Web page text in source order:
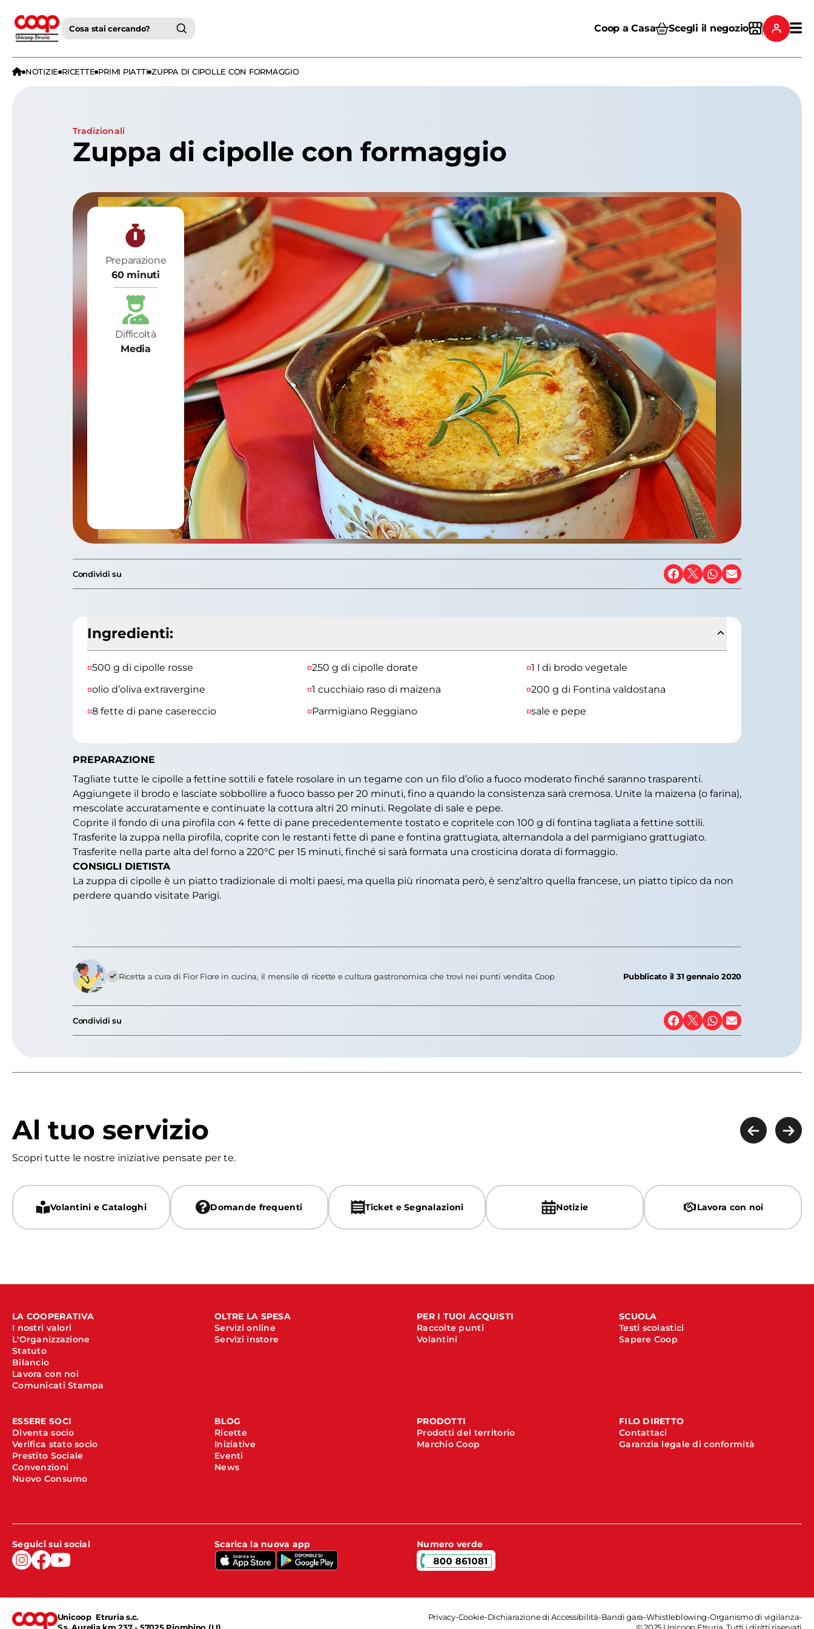
Cosa stai cercando? Coop a Casa Scegli il negozio
NOTIZIE RICETTE PRIMI PIATTI ZUPPA DI CIPOLLE CON FORMAGGIO
tradizionali
Zuppa di cipolle con formaggio
Preparazione
60 minuti
Difficoltà
Media
Condividi su
Ingredienti:
500 g di cipolle rosse 250 g di cipolle dorate
1 l di brodo vegetale
olio d’oliva extravergine
1 cucchiaio raso di maizena
200 g di Fontina valdostana
8 fette di pane casereccio
Parmigiano Reggiano sale e pepe
PREPARAZIONE
Tagliate tutte le cipolle a fettine sottili e fatele rosolare in un tegame con un filo d’olio a fuoco moderato finché saranno trasparenti.
Aggiungete il brodo e lasciate sobbollire a fuoco basso per 20 minuti, fino a quando la consistenza sarà cremosa. Unite la maizena (o farina),
mescolate accuratamente e continuate la cottura altri 20 minuti. Regolate di sale e pepe.
Coprite il fondo di una pirofila con 4 fette di pane precedentemente tostato e copritele con 100 g di fontina tagliata a fettine sottili.
Trasferite la zuppa nella pirofila, coprite con le restanti fette di pane e fontina grattugiata, alternandola a del parmigiano grattugiato.
Trasferite nella parte alta del forno a 220°C per 15 minuti, finché si sarà formata una crosticina dorata di formaggio.
CONSIGLI DIETISTA
La zuppa di cipolle è un piatto tradizionale di molti paesi, ma quella più rinomata però, è senz’altro quella francese, un piatto tipico da non
perdere quando visitate Parigi.
Ricetta a cura di Fior Fiore in cucina, il mensile di ricette e cultura gastronomica che trovi nei punti vendita Coop Pubblicato il 31 gennaio 2020
Condividi su
Al tuo servizio
Scopri tutte le nostre iniziative pensate per te.
Volantini e Cataloghi Domande frequenti Ticket e Segnalazioni Notizie Lavora con noi
LA COOPERATIVA
I nostri valori
L'Organizzazione
Statuto
Bilancio
Lavora con noi
Comunicati Stampa
OLTRE LA SPESA
Servizi online
Servizi instore
PER I TUOI ACQUISTI
Raccolte punti
Volantini
SCUOLA
Testi scolastici
Sapere Coop
ESSERE SOCI
Diventa socio
Verifica stato socio
Prestito Sociale
Convenzioni
Nuovo Consumo
BLOG
Ricette
Iniziative
Eventi
News
PRODOTTI
Prodotti del territorio
Marchio Coop
FILO DIRETTO
Contattaci
Garanzia legale di conformità
Seguici sui social Scarica la nuova app Numero verde
Unicoop Etruria s.c.
Privacy-Cookie-Dichiarazione di Accessibilità-Bandi gara-Whistleblowing-Organismo di vigilanza-